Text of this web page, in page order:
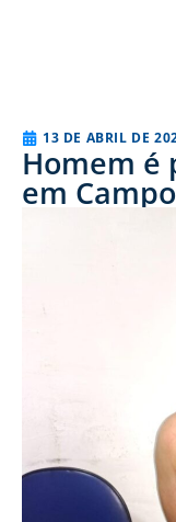
13 DE ABRIL DE
Homem é
em